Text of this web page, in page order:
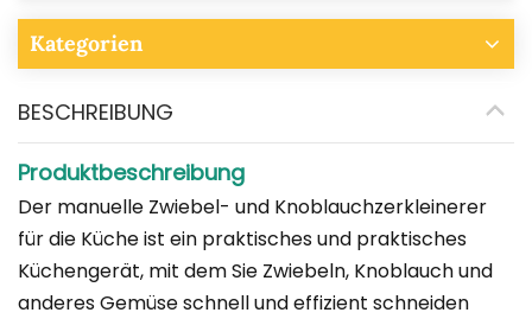
Kategorien
BESCHREIBUNG
Produktbeschreibung
Der manuelle Zwiebel- und Knoblauchzerkleinerer
für die Küche ist ein praktisches und praktisches
Küchengerät, mit dem Sie Zwiebeln, Knoblauch und
anderes Gemüse schnell und effizient schneiden